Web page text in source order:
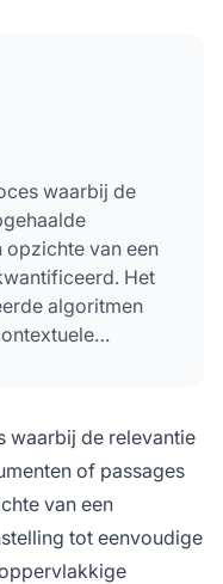
waarbij de
opzichte van een
Het
algoritmen
worden
voor
waarbij de relevantie
of passages
van een
tot eenvoudige